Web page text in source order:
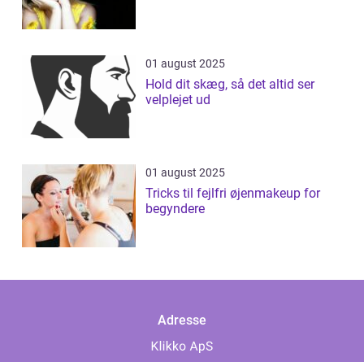
01 august 2025
Hold dit skæg, så det altid ser
velplejet ud
01 august 2025
Tricks til fejlfri øjenmakeup for
begyndere
Adresse